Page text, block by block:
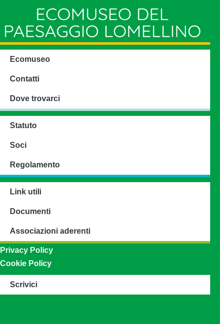
Ecomuseo
Contatti
Dove trovarci
Statuto
Soci
Regolamento
Link utili
Documenti
Associazioni aderenti
Privacy Policy
Cookie Policy
Scrivici